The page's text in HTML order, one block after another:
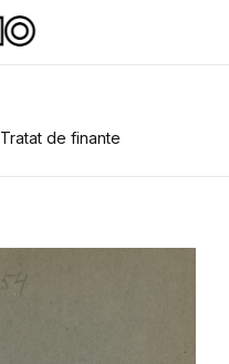
Tratat de finante